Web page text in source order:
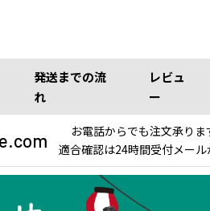
発送までの流
れ
レビュ
ー
お電話からでも注文承りま
適合確認は24時間受付メール